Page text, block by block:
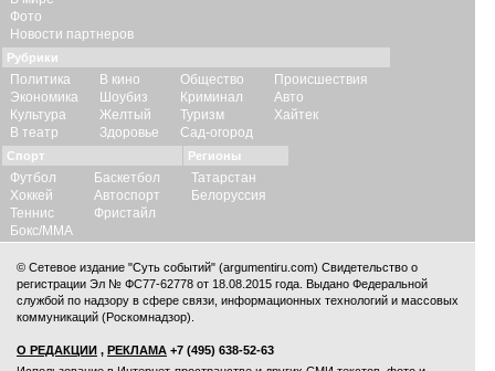
Фото
Новости партнеров
Рубрики
Политика
Экономика
Культура
В театр
В кино
Шоубиз
Желтый
Здоровье
Общество
Криминал
Туризм
Сад-огород
Происшествия
Авто
Хайтек
Спорт
Футбол
Хоккей
Теннис
Бокс/ММА
Баскетбол
Автоспорт
Фристайл
Регионы
Татарстан
Белоруссия
© Сетевое издание "Суть событий" (argumentiru.com) Свидетельство о
регистрации Эл № ФС77-62778 от 18.08.2015 года. Выдано Федеральной
службой по надзору в сфере связи, информационных технологий и массовых
коммуникаций (Роскомнадзор).
О РЕДАКЦИИ , РЕКЛАМА +7 (495) 638-52-63